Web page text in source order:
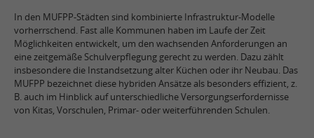
In den MUFPP-Städten sind kombinierte Infrastruktur-Modelle
vorherrschend. Fast alle Kommunen haben im Laufe der Zeit
Möglichkeiten entwickelt, um den wachsenden Anforderungen an
eine zeitgemäße Schulverpflegung gerecht zu werden. Dazu zählt
insbesondere die Instandsetzung alter Küchen oder ihr Neubau. Das
MUFPP bezeichnet diese hybriden Ansätze als besonders effizient, z.
B. auch im Hinblick auf unterschiedliche Versorgungserfordernisse
von Kitas, Vorschulen, Primar- oder weiterführenden Schulen.